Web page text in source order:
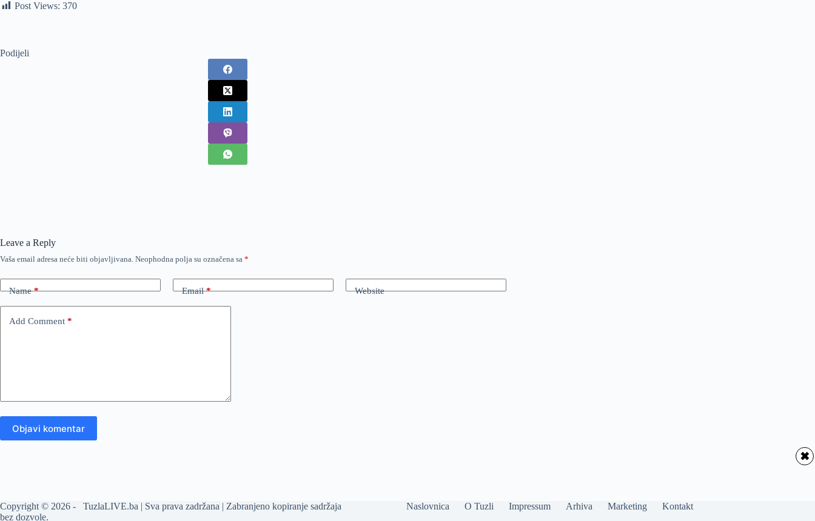
Post Views: 370
Podijeli
Leave a Reply
Vaša email adresa neće biti objavljivana. Neophodna polja su označena sa *
Name* Email* Website
Add Comment *
Objavi komentar
Copyright © 2026 - TuzlaLIVE.ba | Sva prava zadržana | Zabranjeno kopiranje sadržaja
bez dozvole.
Naslovnica O Tuzli Impressum Arhiva Marketing Kontakt
✖